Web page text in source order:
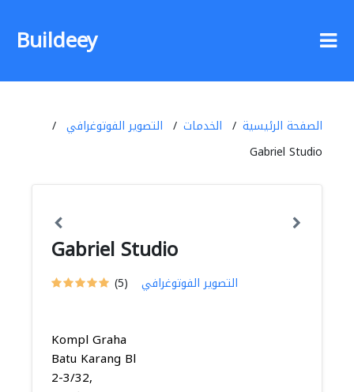
Buildeey
الصفحة الرئيسية الخدمات
التصوير الفوتوغرافي
Gabriel Studio
Gabriel Studio
(5) التصوير الفوتوغرافي
Kompl Graha
Batu Karang Bl
2-3/32,